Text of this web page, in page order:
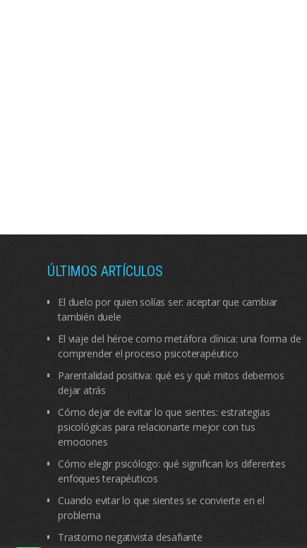
ÚLTIMOS ARTÍCULOS
El duelo por quien solías ser: aceptar que cambiar
también duele
El viaje del héroe como metáfora clínica: una forma de
comprender el proceso psicoterapéutico
Parentalidad positiva: qué es y qué mitos debemos
dejar atrás
Cómo dejar de evitar lo que sientes: estrategias
psicológicas para relacionarte mejor con tus
emociones
Cómo elegir psicólogo: qué significan los diferentes
enfoques terapéuticos
Cuando evitar lo que sientes se convierte en el
problema
Trastorno negativista desafiante